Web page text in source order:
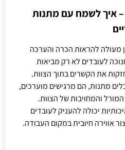
– איך לשמח עם מתנות
מעולה להראות הכרה והערכה
לעובדים לא רק מביאות
את הקשרים בתוך הצוות.
מתנות, הם מרגישים מוערכים,
והמחויבות של הצוות.
יכולה להעניק לעובדים
אווירה חיובית במקום העבודה.